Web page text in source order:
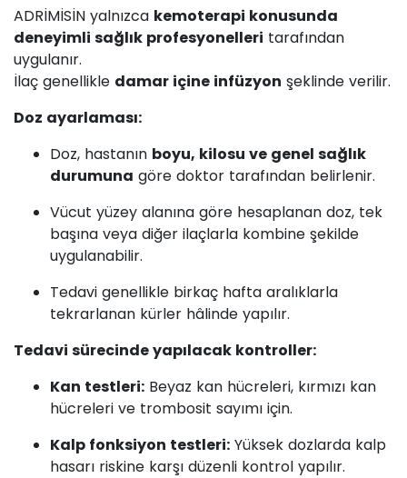
ADRİMİSİN yalnızca kemoterapi konusunda
deneyimli sağlık profesyonelleri tarafından
uygulanır.
İlaç genellikle damar içine infüzyon şeklinde verilir.
Doz ayarlaması:
Doz, hastanın boyu, kilosu ve genel sağlık
durumuna göre doktor tarafından belirlenir.
Vücut yüzey alanına göre hesaplanan doz, tek
başına veya diğer ilaçlarla kombine şekilde
uygulanabilir.
Tedavi genellikle birkaç hafta aralıklarla
tekrarlanan kürler hâlinde yapılır.
Tedavi sürecinde yapılacak kontroller:
Kan testleri: Beyaz kan hücreleri, kırmızı kan
hücreleri ve trombosit sayımı için.
Kalp fonksiyon testleri: Yüksek dozlarda kalp
hasarı riskine karşı düzenli kontrol yapılır.